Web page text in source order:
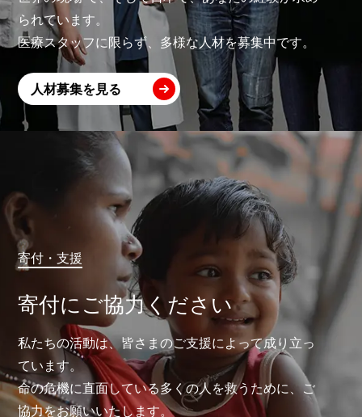
られています。
医療スタッフに限らず、多様な人材を募集中です。
人材募集を見る
寄付・支援
寄付にご協力ください
私たちの活動は、皆さまのご支援によって成り立っ
ています。
命の危機に直面している多くの人を救うために、ご
協力をお願いいたします。